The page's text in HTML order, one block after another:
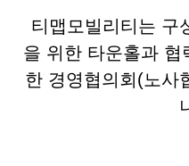
티맵모빌리티는 구
을 위한 타운홀과 협
한 경영협의회(노사